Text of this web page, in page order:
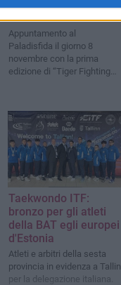
Galà di arti marziali
Appuntamento al
Paladisfida il giorno 8
novembre con la prima
edizione di “Tiger Fighting
Taekwondo ITF:
bronzo per gli atleti
della BAT egli europei
d'Estonia
Atleti e arbitri della sesta
provincia in evidenza a Tallin
per la delegazione italiana.